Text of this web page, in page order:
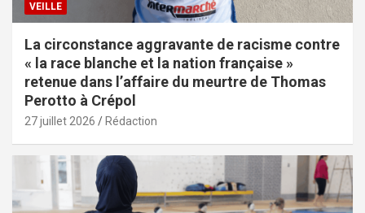
VEILLE
La circonstance aggravante de racisme contre
« la race blanche et la nation française »
retenue dans l’affaire du meurtre de Thomas
Perotto à Crépol
27 juillet 2026 Rédaction